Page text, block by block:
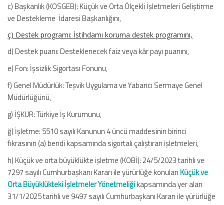
c) Başkanlık (KOSGEB): Küçük ve Orta Ölçekli İşletmeleri Geliştirme
ve Destekleme İdaresi Başkanlığını,
ç) Destek programı: İstihdamı koruma destek programını,
d) Destek puanı: Desteklenecek faiz veya kâr payı puanını,
e) Fon: İşsizlik Sigortası Fonunu,
f) Genel Müdürlük: Teşvik Uygulama ve Yabancı Sermaye Genel
Müdürlüğünü,
g) İŞKUR: Türkiye İş Kurumunu,
ğ) İşletme: 5510 sayılı Kanunun 4 üncü maddesinin birinci
fıkrasının (a) bendi kapsamında sigortalı çalıştıran işletmeleri,
h) Küçük ve orta büyüklükte işletme (KOBİ): 24/5/2023 tarihli ve
7297 sayılı Cumhurbaşkanı Kararı ile yürürlüğe konulan Küçük ve
Orta Büyüklükteki İşletmeler Yönetmeliğikapsamında yer alan
31/1/2025 tarihli ve 9497 sayılı Cumhurbaşkanı Kararı ile yürürlüğe